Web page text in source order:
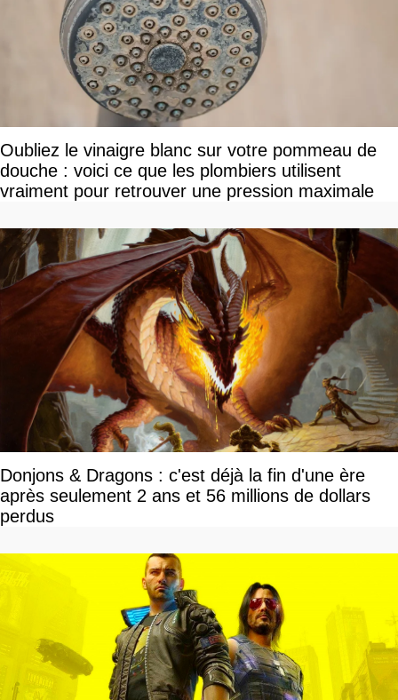
Oubliez le vinaigre blanc sur votre pommeau de
douche : voici ce que les plombiers utilisent
vraiment pour retrouver une pression maximale
Donjons & Dragons : c'est déjà la fin d'une ère
après seulement 2 ans et 56 millions de dollars
perdus